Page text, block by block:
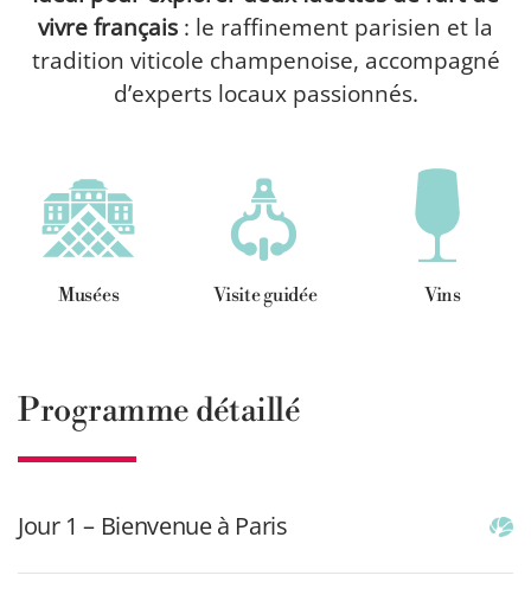
vivre français : le raffinement parisien et la
tradition viticole champenoise, accompagné
d’experts locaux passionnés.
Musées Visite guidée Vins
Programme détaillé
Jour 1 – Bienvenue à Paris